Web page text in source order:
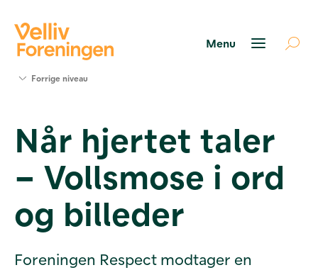
Værktøjer
og viden
Om Velliv
Foreningen
os
Forrige niveau
Når hjertet taler
– Vollsmose i ord
og billeder
Foreningen Respect modtager en